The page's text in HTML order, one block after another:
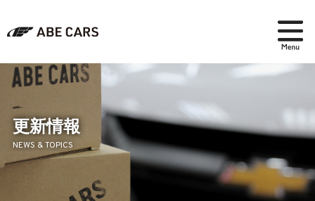
在庫検索
パーツ＆アクセサリー
アフターセールス
更新情報
NEWS & TOPICS